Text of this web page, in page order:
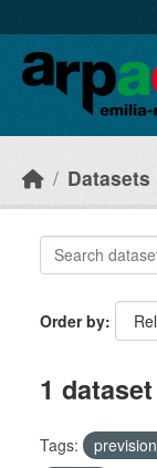
Datasets
Order by
1
Tags: